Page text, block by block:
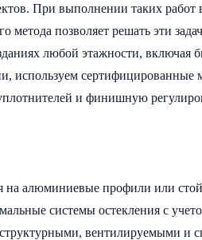
При выполнении таких работ
метода позволяет решать эти
любой этажности, включая
используем сертифицированные
и финишную
алюминиевые профили или
системы остекления с
вентилируемыми и